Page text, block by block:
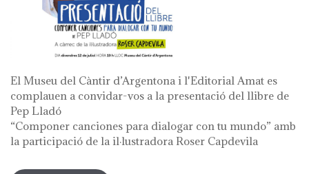
El Museu del Càntir d’Argentona i l'Editorial Amat es
complauen a convidar-vos a la presentació del llibre de
Pep Lladó
“Componer canciones para dialogar con tu mundo” amb
la participació de la il·lustradora Roser Capdevila